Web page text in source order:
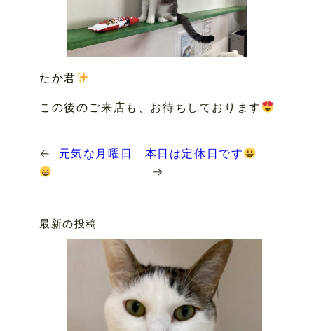
たか君
この後のご来店も、お待ちしております
← 元気な月曜日
本日は定休日です
→
最新の投稿